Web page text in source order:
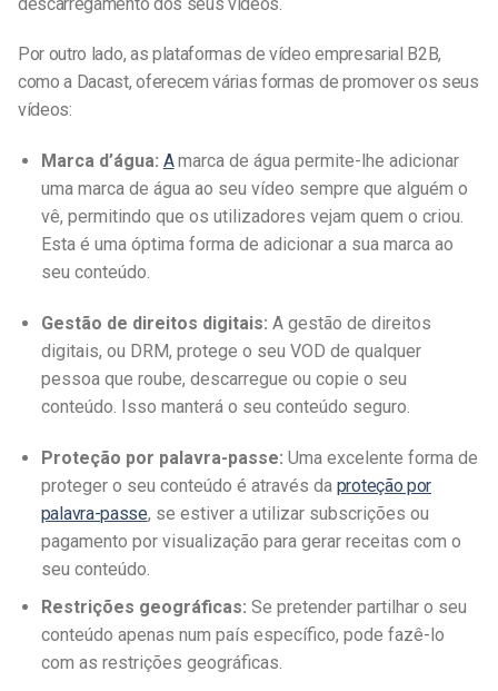
Por outro lado, as plataformas de vídeo empresarial B2B,
como a Dacast, oferecem várias formas de promover os seus
vídeos:
Marca d’água: Amarca de água permite-lhe adicionar
uma marca de água ao seu vídeo sempre que alguém o
vê, permitindo que os utilizadores vejam quem o criou.
Esta é uma óptima forma de adicionar a sua marca ao
seu conteúdo.
Gestão de direitos digitais: A gestão de direitos
digitais, ou DRM, protege o seu VOD de qualquer
pessoa que roube, descarregue ou copie o seu
conteúdo. Isso manterá o seu conteúdo seguro.
Proteção por palavra-passe: Uma excelente forma de
proteger o seu conteúdo é através da proteção por
palavra-passe, se estiver a utilizar subscrições ou
pagamento por visualização para gerar receitas com o
seu conteúdo.
Restrições geográficas: Se pretender partilhar o seu
conteúdo apenas num país específico, pode fazê-lo
com as restrições geográficas.